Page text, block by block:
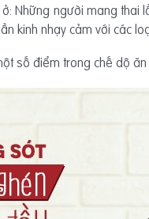
Những người mang
kinh nhạy cảm với các
số điểm trong chế dộ